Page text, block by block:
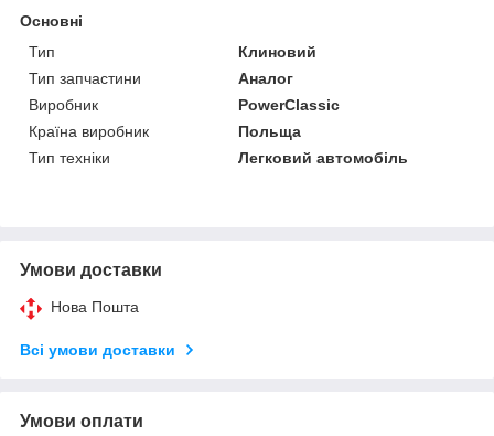
Основні
Тип
Клиновий
Тип запчастини
Аналог
Виробник
PowerClassic
Країна виробник
Польща
Тип техніки
Легковий автомобіль
Умови доставки
Нова Пошта
Всі умови доставки
Умови оплати